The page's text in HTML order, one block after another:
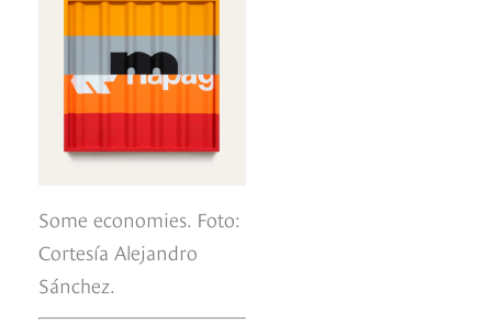
Some economies. Foto:
Cortesía Alejandro
Sánchez.